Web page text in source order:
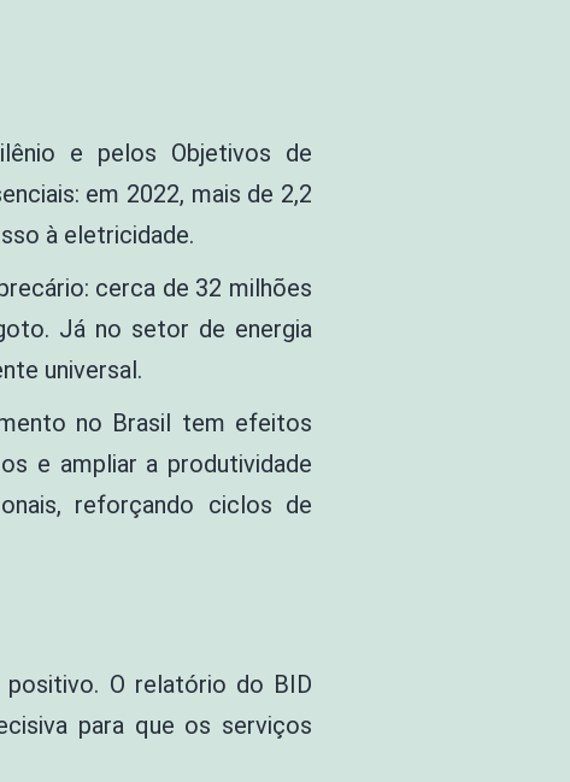
e pelos Objetivos de
em 2022, mais de 2,2
à eletricidade.
cerca de 32 milhões
Já no setor de energia
universal.
no Brasil tem efeitos
e ampliar a produtividade
reforçando ciclos de
O relatório do BID
para que os serviços